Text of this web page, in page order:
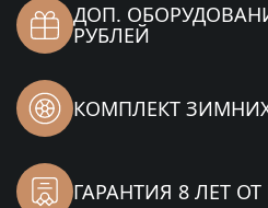
ДОП.
РУБЛЕЙ
КОМПЛЕКТ
ГАРАНТИЯ 8 ЛЕТ